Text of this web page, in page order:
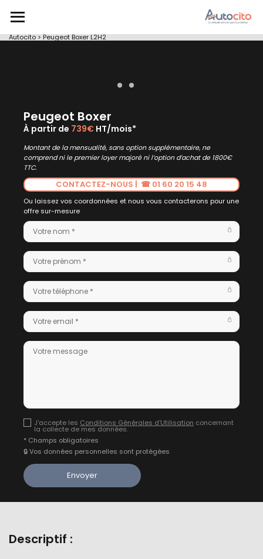
Autocito>Peugeot Boxer L2H2
Peugeot Boxer
À partir de 739€ HT/mois*
Montant de la mensualité, sans option supplémentaire, ne
comprend ni le premier loyer majoré ni l’option d’achat de 1800€
TTC.
CONTACTEZ-NOUS | ☎ 01 60 20 15 48
Ou laissez vos coordonnées et nous vous contacterons pour une
offre sur-mesure
J'accepte les Conditions Générales d'Utilisation concernant
la collecte de mes données.
* Champs obligatoires
🔒 Vos données personnelles sont protégées
Descriptif :